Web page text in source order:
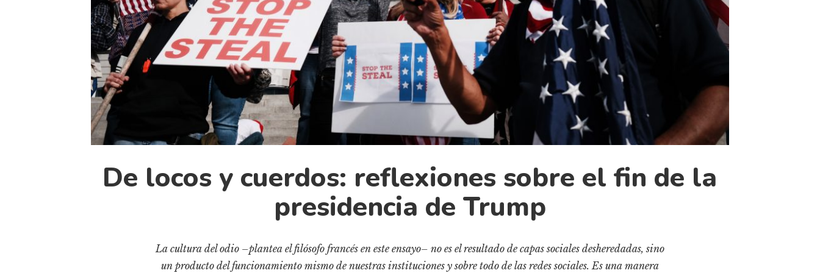
De locos y cuerdos: reflexiones sobre el fin de la
presidencia de Trump
La cultura del odio –plantea el filósofo francés en este ensayo– no es el resultado de capas sociales desheredadas, sino
un producto del funcionamiento mismo de nuestras instituciones y sobre todo de las redes sociales. Es una manera